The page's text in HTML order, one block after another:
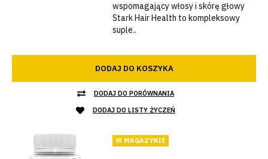
wspomagający włosy i skórę głowy
Stark Hair Health to kompleksowy
suple..
DODAJ DO KOSZYKA
DODAJ DO PORÓWNANIA
DODAJ DO LISTY ŻYCZEŃ
W MAGAZYNIE